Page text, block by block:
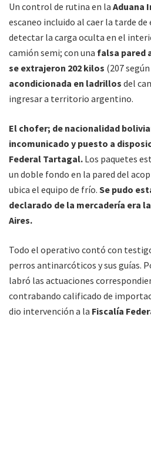
Un control de rutina en la Aduana
escaneo incluido al caer la tarde
detectar la carga oculta en el
camión semi; con una falsa pared
se extrajeron 202 kilos (207
acondicionada en ladrillos del
ingresar a territorio argentino.
El chofer; de nacionalidad
incomunicado y puesto a
Federal Tartagal. Los paquetes
un doble fondo en la pared del
ubica el equipo de frío. Se pudo
declarado de la mercadería era
Aires.
Todo el operativo contó con
perros antinarcóticos y sus guías.
labró las actuaciones
contrabando calificado de
dio intervención a la Fiscalía